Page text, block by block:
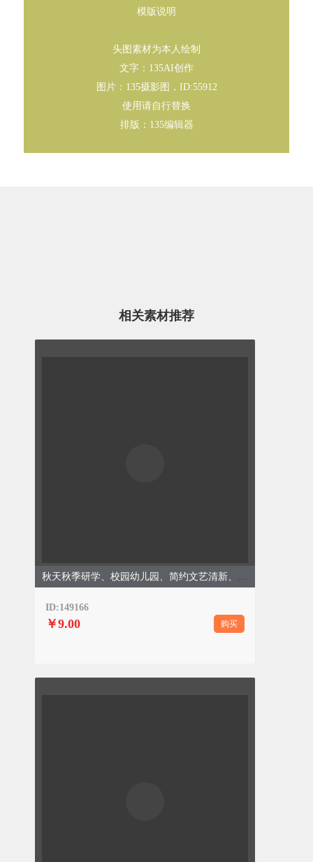
模版说明
头图素材为本人绘制
文字：135AI创作
图片：135摄影图，ID:55912
使用请自行替换
排版：135编辑器
相关素材推荐
ID:149166
￥9.00 购买